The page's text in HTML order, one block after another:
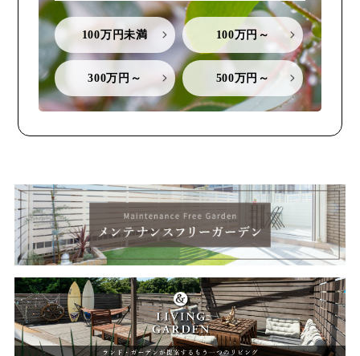
100万円未満 100万円～
300万円～ 500万円～